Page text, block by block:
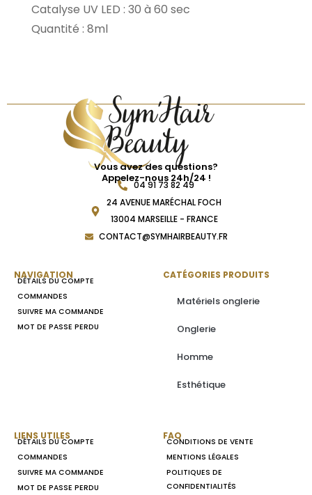
Catalyse UV LED : 30 à 60 sec
Quantité : 8ml
Vous avez des questions?
Appelez-nous 24h/24 !
04 91 73 82 49
24 AVENUE MARÉCHAL FOCH
13004 MARSEILLE - FRANCE
CONTACT@SYMHAIRBEAUTY.FR
NAVIGATION
DÉTAILS DU COMPTE
COMMANDES
SUIVRE MA COMMANDE
MOT DE PASSE PERDU
CATÉGORIES PRODUITS
Matériels onglerie
Onglerie
Homme
Esthétique
LIENS UTILES
DÉTAILS DU COMPTE
COMMANDES
SUIVRE MA COMMANDE
MOT DE PASSE PERDU
FAQ
CONDITIONS DE VENTE
MENTIONS LÉGALES
POLITIQUES DE
CONFIDENTIALITÉS